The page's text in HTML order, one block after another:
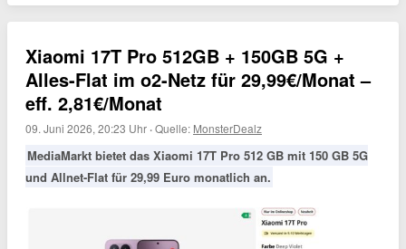
Xiaomi 17T Pro 512GB + 150GB 5G +
Alles-Flat im o2-Netz für 29,99€/Monat –
eff. 2,81€/Monat
09. Juni 2026, 20:23 Uhr ·Quelle: MonsterDealz
MediaMarkt bietet das Xiaomi 17T Pro 512 GB mit 150 GB 5G
und Allnet-Flat für 29,99 Euro monatlich an.